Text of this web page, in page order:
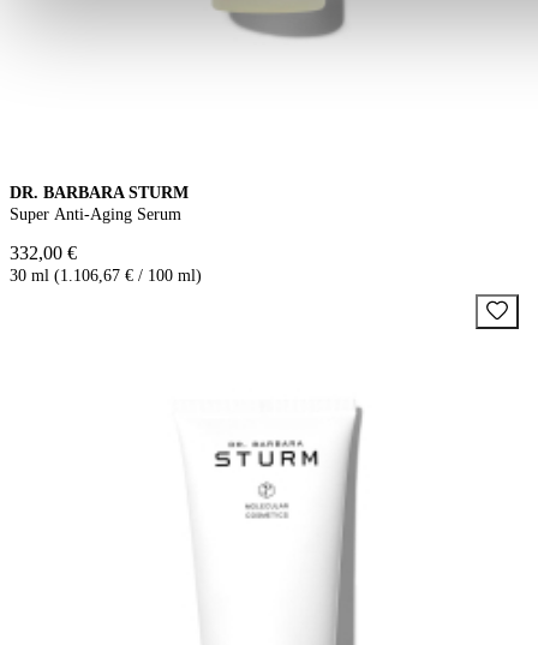
DR. BARBARA STURM
Super Anti-Aging Serum
332,00 €
30 ml (1.106,67 € / 100 ml)